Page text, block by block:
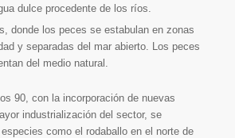
dulce procedente de los ríos.
donde los peces se estabulan en zonas
y separadas del mar abierto. Los peces
del medio natural.
90, con la incorporación de nuevas
industrialización del sector, se
como el rodaballo en el norte de